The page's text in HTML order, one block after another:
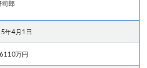
司郎
年4月1日
万円